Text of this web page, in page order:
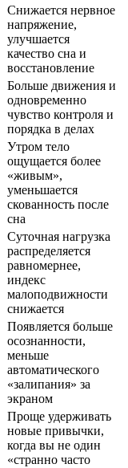
Снижается нервное
напряжение,
улучшается
качество сна и
восстановление
Больше движения и
одновременно
чувство контроля и
порядка в делах
Утром тело
ощущается более
«живым»,
уменьшается
скованность после
сна
Суточная нагрузка
распределяется
равномернее,
индекс
малоподвижности
снижается
Появляется больше
осознанности,
меньше
автоматического
«залипания» за
экраном
Проще удерживать
новые привычки,
когда вы не один
«странно часто